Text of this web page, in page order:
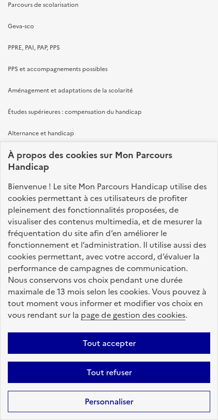
À propos descookiessur Mon Parcours
Handicap
Bienvenue ! Le site Mon Parcours Handicap utilise des
cookies permettant à ces utilisateurs de profiter
pleinement des fonctionnalités proposées, de
visualiser des contenus multimedia, et de mesurer la
fréquentation du site afin d’en améliorer le
fonctionnement et l’administration. Il utilise aussi des
cookies permettant, avec votre accord, d’évaluer la
performance de campagnes de communication.
Nous conservons vos choix pendant une durée
maximale de 13 mois selon les cookies. Vous pouvez à
tout moment vous informer et modifier vos choix en
vous rendant sur la page de gestion des cookies.
Tout accepter
Tout refuser
Personnaliser
Parcours de scolarisation
Geva-sco
PPRE, PAI, PAP, PPS
PPS et accompagnements possibles
Aménagement et adaptations de la scolarité
Études supérieures : compensation du handicap
Alternance et handicap
Emploi et formation
Compenser son handicap en emploi
Être accompagné vers l'emploi
Effectuer une immersion professionnelle
Travailler dans une entreprise adaptée
Travailler en Ésat
Financer sa formation professionnelle
Nos partenaires contributeurs